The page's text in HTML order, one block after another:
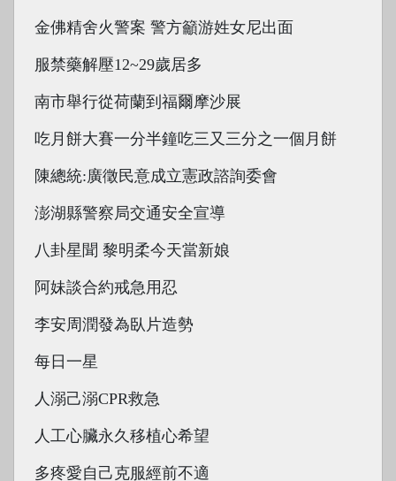
金佛精舍火警案 警方籲游姓女尼出面
服禁藥解壓12~29歲居多
南市舉行從荷蘭到福爾摩沙展
吃月餅大賽一分半鐘吃三又三分之一個月餅
陳總統:廣徵民意成立憲政諮詢委會
澎湖縣警察局交通安全宣導
八卦星聞 黎明柔今天當新娘
阿妹談合約戒急用忍
李安周潤發為臥片造勢
每日一星
人溺己溺CPR救急
人工心臟永久移植心希望
多疼愛自己克服經前不適